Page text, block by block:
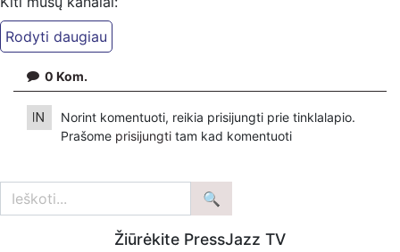
Ekspertai.eu Telegram'e – https://t.me/ekspertaiTelegram
PressJazz TV Telegram: https://t.me/pressjazztv
https://www.pressjazz.tv
https://www.ekspertai.eu
paremti galima šiais būdais:
VšĮ „Ekspertai.eu“ per PayPal paspaudę šią nuorodą –
0 Kom.
Norint komentuoti, reikia prisijungti prie tinklalapio.
Prašome prisijungti tam kad komentuoti
Žiūrėkite PressJazz TV